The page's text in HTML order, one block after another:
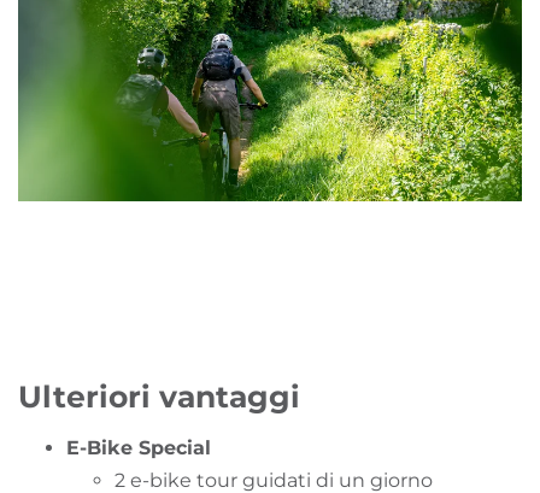
Ulteriori vantaggi
E-Bike Special
2 e-bike tour guidati di un giorno